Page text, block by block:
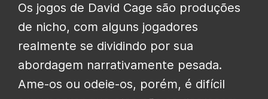
Os jogos de David Cage são produções
de nicho, com alguns jogadores
realmente se dividindo por sua
abordagem narrativamente pesada.
Ame-os ou odeie-os, porém, é difícil